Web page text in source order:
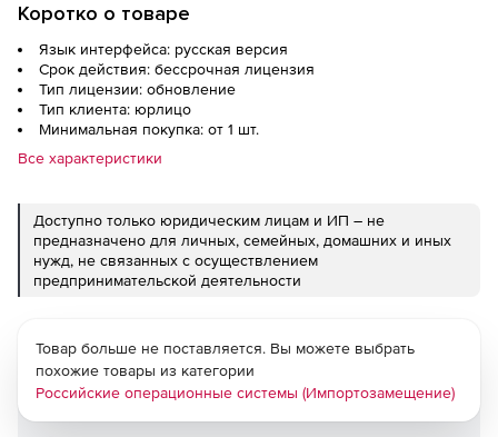
Коротко о товаре
Язык интерфейса: русская версия
Срок действия: бессрочная лицензия
Тип лицензии: обновление
Тип клиента: юрлицо
Минимальная покупка: от 1 шт.
Все характеристики
Доступно только юридическим лицам и ИП – не
предназначено для личных, семейных, домашних и иных
нужд, не связанных с осуществлением
предпринимательской деятельности
Товар больше не поставляется. Вы можете выбрать
похожие товары из категории
Российские операционные системы (Импортозамещение)